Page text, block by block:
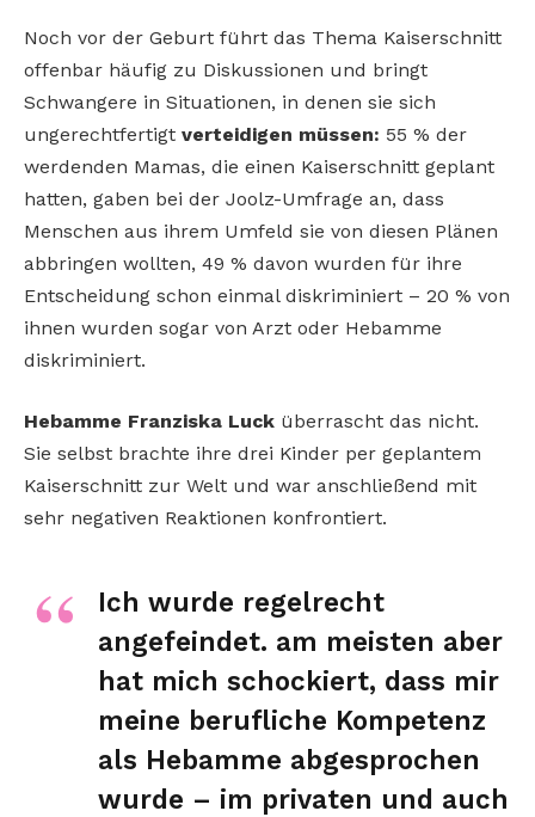
Noch vor der Geburt führt das Thema Kaiserschnitt
offenbar häufig zu Diskussionen und bringt
Schwangere in Situationen, in denen sie sich
ungerechtfertigt verteidigen müssen: 55 % der
werdenden Mamas, die einen Kaiserschnitt geplant
hatten, gaben bei der Joolz-Umfrage an, dass
Menschen aus ihrem Umfeld sie von diesen Plänen
abbringen wollten, 49 % davon wurden für ihre
Entscheidung schon einmal diskriminiert – 20 % von
ihnen wurden sogar von Arzt oder Hebamme
diskriminiert.
Hebamme Franziska Luck überrascht das nicht.
Sie selbst brachte ihre drei Kinder per geplantem
Kaiserschnitt zur Welt und war anschließend mit
sehr negativen Reaktionen konfrontiert.
Ich wurde regelrecht
angefeindet. am meisten aber
hat mich schockiert, dass mir
meine berufliche Kompetenz
als Hebamme abgesprochen
wurde – im privaten und auch